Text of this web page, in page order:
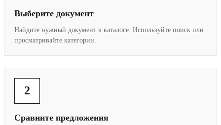
Выберите документ
Найдите нужный документ в каталоге. Используйте поиск или
просматривайте категории.
2
Сравните предложения